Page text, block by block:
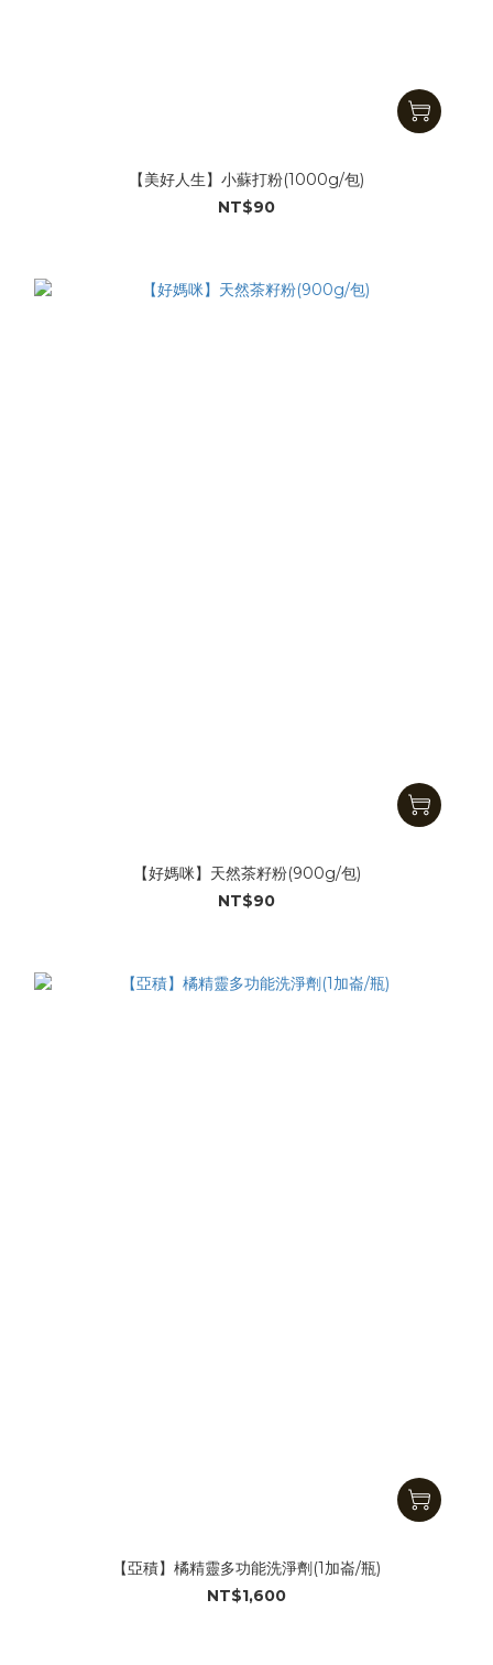
【美好人生】小蘇打粉(1000g/包)
NT$90
【好媽咪】天然茶籽粉(900g/包)
NT$90
【亞積】橘精靈多功能洗淨劑(1加崙/瓶)
NT$1,600